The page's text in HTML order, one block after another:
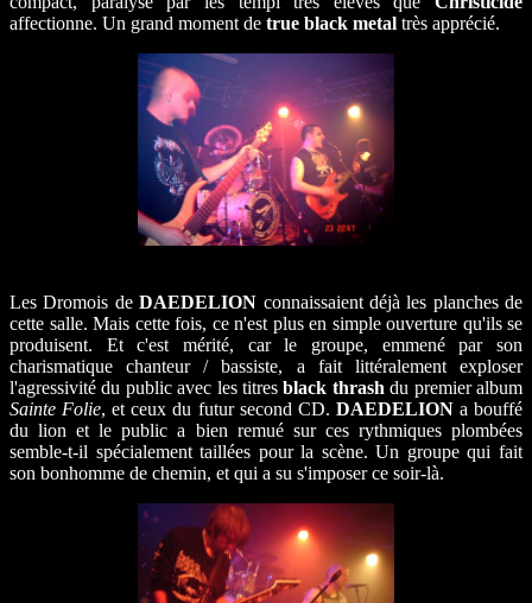
affectionne. Un grand moment de true black metal très apprécié.
Les Dromois deDAEDELION connaissaient déjà les planches de
cette salle. Mais cette fois, ce n'est plus en simple ouverture qu'ils se
produisent. Et c'est mérité, car le groupe, emmené par son
charismatique chanteur / bassiste, a fait littéralement exploser
l'agressivité du public avec les titresblack thrash du premier album
Sainte Folie, et ceux du futur second CD. DAEDELIONa bouffé
du lion et le public a bien remué sur ces rythmiques plombées
semble-t-il spécialement taillées pour la scène. Un groupe qui fait
son bonhomme de chemin, et qui a su s'imposer ce soir-là.